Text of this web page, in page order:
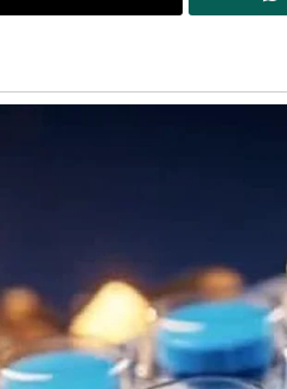
പിഴ!’:
കോടതി
ഡയറക്ടറി
കൃത്യമായ
അവരുമായി
ഇതിലും
‘യൂസർനെയിം